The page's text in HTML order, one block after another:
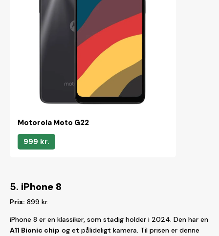
Motorola Moto G22
999 kr.
5. iPhone 8
Pris: 899 kr.
iPhone 8 er en klassiker, som stadig holder i 2024. Den har en
A11 Bionic chip og et pålideligt kamera. Til prisen er denne